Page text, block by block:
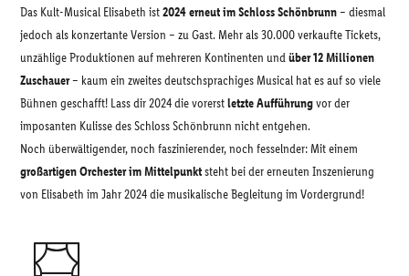
Das Kult-Musical Elisabeth ist2024 erneut im Schloss Schönbrunn– diesmal
jedoch als konzertante Version – zu Gast. Mehr als 30.000 verkaufte Tickets,
unzählige Produktionen auf mehreren Kontinenten undüber 12 Millionen
Zuschauer– kaum ein zweites deutschsprachiges Musical hat es auf so viele
Bühnen geschafft! Lass dir 2024 die vorerstletzte Aufführungvor der
imposanten Kulisse des Schloss Schönbrunn nicht entgehen.
Noch überwältigender, noch faszinierender, noch fesselnder: Mit einem
großartigen Orchester im Mittelpunktsteht bei der erneuten Inszenierung
von Elisabeth im Jahr 2024 die musikalische Begleitung im Vordergrund!